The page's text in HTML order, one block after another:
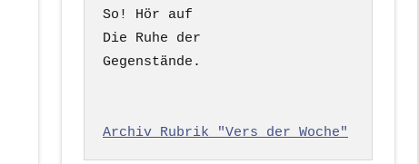
So! Hör auf
Die Ruhe der
Gegenstände.
Archiv Rubrik "Vers der Woche"